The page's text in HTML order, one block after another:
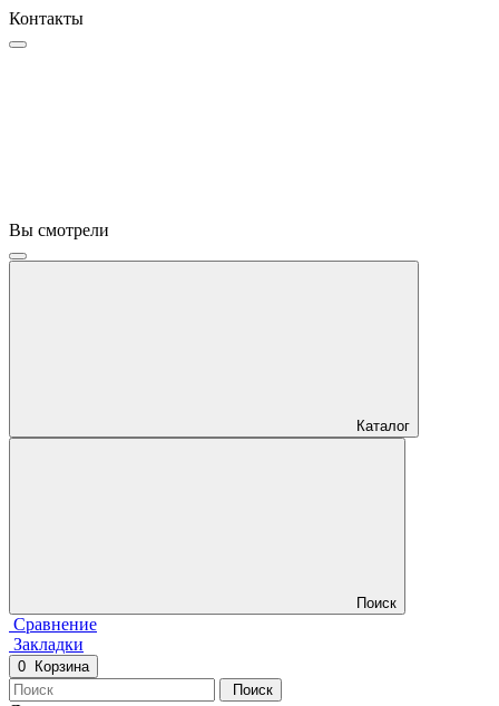
Контакты
Вы смотрели
Каталог
Поиск
Сравнение
Закладки
0
Корзина
Поиск